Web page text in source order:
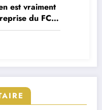
est vraiment
du FC